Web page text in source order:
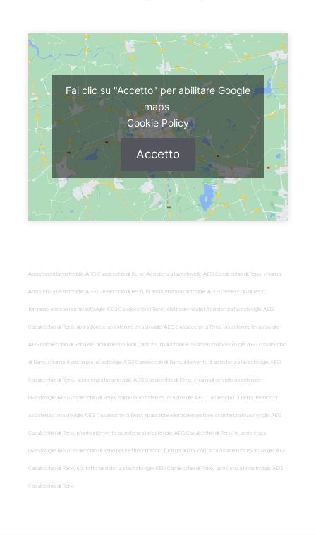
Fai clic su "Accetto" per abilitare Google
maps
Cookie Policy
Accetto
Assistenza lavastoviglie AEG Casalecchio di Reno, Assistenza-lavastoviglie-AEG-Casalecchio di Reno, chiama
Assistenza lavastoviglie AEG Casalecchio di Reno, la assistenza lavastoviglie AEG Casalecchio di Reno,
forniamo assistenza lavastoviglie AEG Casalecchio di Reno, elettrodomestici Assistenza lavastoviglie AEG
Casalecchio di Reno, riparazione e assistenza lavastoviglie AEG Casalecchio di Reno, assistenza lavastoviglie
AEG Casalecchio di Reno elettrodomestici fuori garanzia, riparazione e assistenza lavastoviglie AEG Casalecchio
di Reno, chiama Assistenza lavastoviglie AEG Casalecchio di Reno, intervento di assistenza lavastoviglie AEG
Casalecchio di Reno, assistenza-lavastoviglie-AEG-Casalecchio di Reno, chiama il servizio assistenza
lavastoviglie AEG Casalecchio di Reno, siamo la assistenza lavastoviglie AEG Casalecchio di Reno, tecnico di
assistenza lavastoviglie AEG Casalecchio di Reno, riparazione elettrodomestici e assistenza lavastoviglie AEG
Casalecchio di Reno, pronto intervento assistenza lavastoviglie AEG Casalecchio di Reno, la assistenza
lavastoviglie AEG Casalecchio di Reno per elettrodomestici fuori garanzia, contatta assistenza lavastoviglie AEG
Casalecchio di Reno, contatto assistenza lavastoviglie AEG Casalecchio di Reno, assistenza lavastoviglie AEG
Casalecchio di Reno